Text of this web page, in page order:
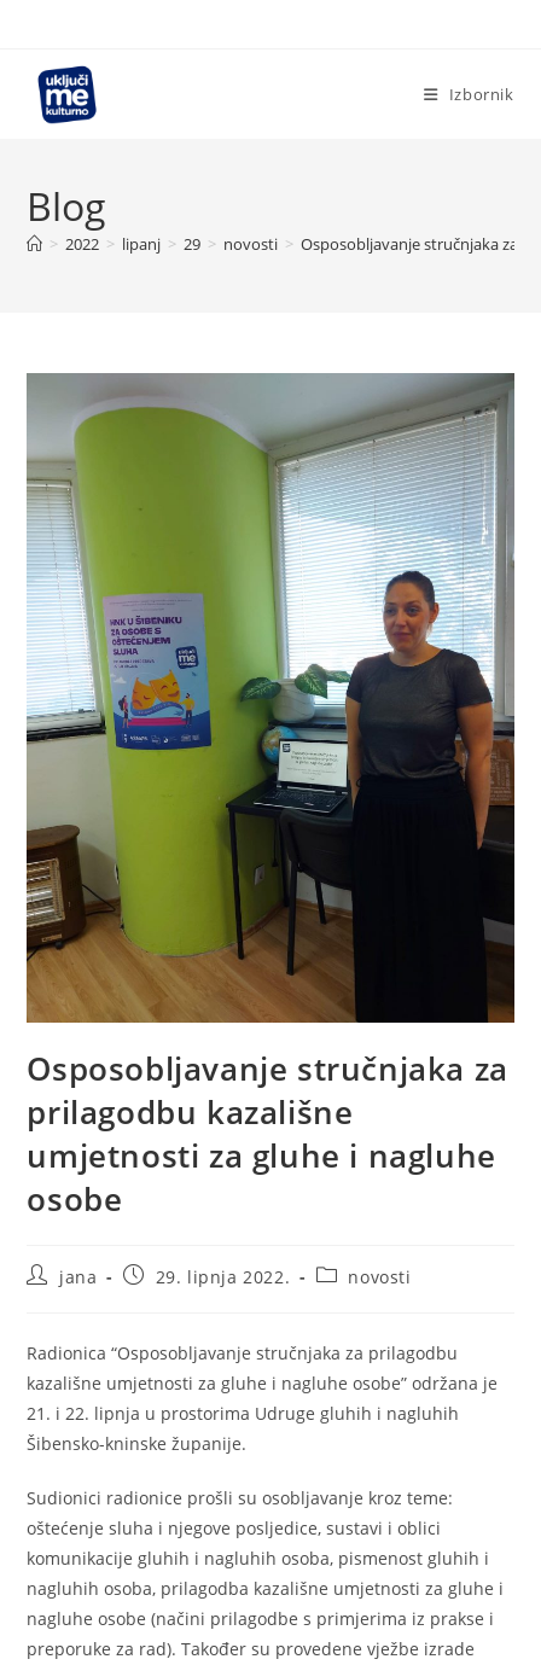
sadržaj
Izbornik
Blog
> 2022 > lipanj > 29 > novosti > Osposobljavanje stručnjaka za
Osposobljavanje stručnjaka za
prilagodbu kazališne
umjetnosti za gluhe i nagluhe
osobe
Autorjana
Objava29. lipnja 2022.
Kategorija
novosti
Radionica “Osposobljavanje stručnjaka za prilagodbu
kazališne umjetnosti za gluhe i nagluhe osobe” održana je
21. i 22. lipnja u prostorima Udruge gluhih i nagluhih
Šibensko-kninske županije.
Sudionici radionice prošli su osobljavanje kroz teme:
oštećenje sluha i njegove posljedice, sustavi i oblici
komunikacije gluhih i nagluhih osoba, pismenost gluhih i
nagluhih osoba, prilagodba kazališne umjetnosti za gluhe i
nagluhe osobe (načini prilagodbe s primjerima iz prakse i
preporuke za rad). Također su provedene vježbe izrade